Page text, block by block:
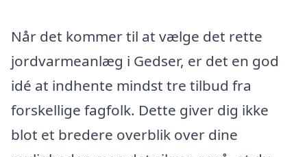
Når det kommer til at vælge det rette
jordvarmeanlæg i Gedser, er det en god
idé at indhente mindst tre tilbud fra
forskellige fagfolk. Dette giver dig ikke
blot et bredere overblik over dine